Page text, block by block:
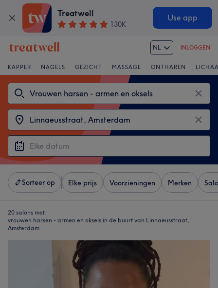
Treatwell
130K
Use app
NL INLOGGEN
KAPPER NAGELS GEZICHT MASSAGE ONTHAREN
Sorteer op Elke prijs Voorzieningen Merken
20 salons met:
vrouwen harsen - armen en oksels in de buurt van Linnaeusstraat,
Amsterdam